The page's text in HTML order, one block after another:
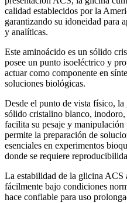
calidad establecidos por la
garantizando su idoneidad para
y analíticas.
Este aminoácido es un sólido
posee un punto isoeléctrico y
actuar como componente en
soluciones biológicas.
Desde el punto de vista físico,
sólido cristalino blanco,
facilita su pesaje y
permite la preparación de
esenciales en experimentos
donde se requiere
La estabilidad de la glicina ACS
fácilmente bajo condiciones
hace confiable para uso